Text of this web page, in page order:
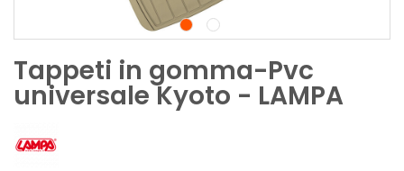
Tappeti in gomma-Pvc
universale Kyoto - LAMPA